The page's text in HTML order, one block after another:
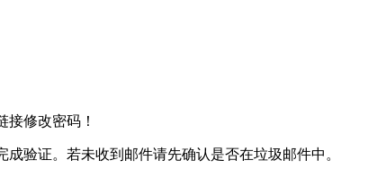
修改密码！
验证。若未收到邮件请先确认是否在垃圾邮件中。